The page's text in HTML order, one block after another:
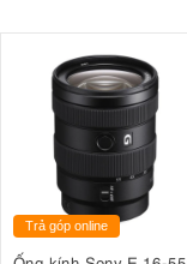
Trả góp online